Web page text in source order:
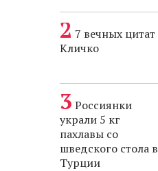
7 вечных цитат
Кличко
Россиянки
украли 5 кг
пахлавы со
шведского стола в
Турции